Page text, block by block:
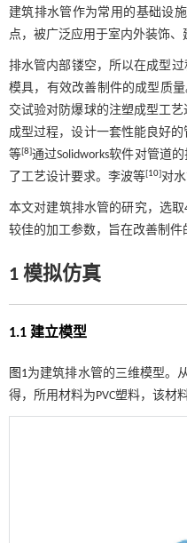
建筑排水管作为常用的基础设
点，被广泛应用于室内外装饰
排水管内部镂空，所以在成型
模具，有效改善制件的成型质
交试验对防爆球的注塑成型工
成型过程，设计一套性能良好
等[8]通过Solidworks软件对管道
了工艺设计要求。李波等[10]对
本文对建筑排水管的研究，选
较佳的加工参数，旨在改善制件
1 模拟仿真
1.1 建立模型
图1为建筑排水管的三维模型。
得，所用材料为PVC塑料，该材